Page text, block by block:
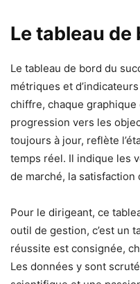
Le tableau
Le tableau de bord du
métriques et
chiffre, chaque
progression vers les
toujours à jour, reflète
temps réel. Il indique les
de marché, la
Pour le dirigeant, ce
outil de gestion, c’est un
réussite est consignée,
Les données y sont